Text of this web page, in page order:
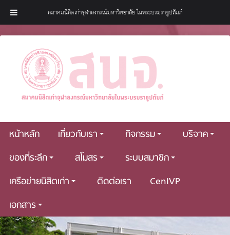
หน้าหลัก เกี่ยวกับเรา กิจกรรม
บริจาค
ของที่ระลึก
สโมสร
ระบบสมาชิก
เครือข่ายนิสิตเก่า
ติดต่อเรา
CenIVP
เอกสาร
สมาคมนิสิตเก่าจุฬาลงกรณ์มหาวิทยาลัย ในพระบรมราชูปถัมภ์